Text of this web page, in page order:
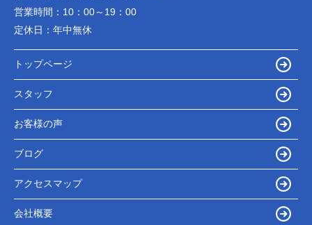
営業時間： 10：00～19：00
定休日： 年中無休
トップページ
スタッフ
お客様の声
ブログ
アクセスマップ
会社概要